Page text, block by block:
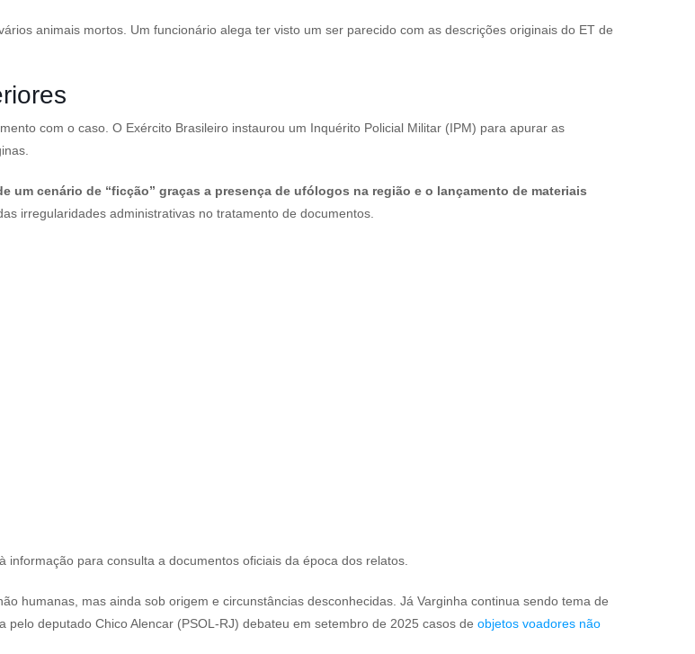
animais mortos. Um funcionário alega ter visto um ser parecido com as descrições originais do ET de
com o caso. O Exército Brasileiro instaurou um Inquérito Policial Militar (IPM) para apurar as
um cenário de “ficção” graças a presença de ufólogos na região e o lançamento de materiais
irregularidades administrativas no tratamento de documentos.
para consulta a documentos oficiais da época dos relatos.
humanas, mas ainda sob origem e circunstâncias desconhecidas. Já Varginha continua sendo tema de
deputado Chico Alencar (PSOL-RJ) debateu em setembro de 2025 casos de objetos voadores não